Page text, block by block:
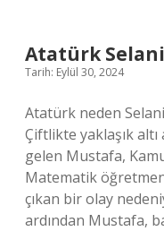
Atatürk
Tarih: Eylül 30, 2024
Atatürk neden
Çiftlikte yaklaşık altı
gelen Mustafa,
Matematik
çıkan bir olay
ardından Mustafa,